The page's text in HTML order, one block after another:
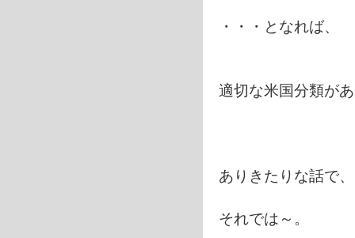
・・・となれば、
適切な米国分類が
ありきたりな話で
それでは～。